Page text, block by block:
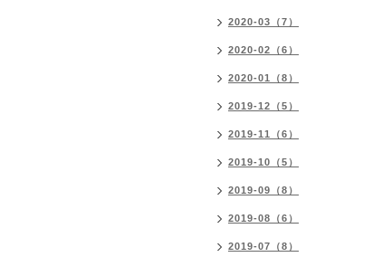
2020-03（7）
2020-02（6）
2020-01（8）
2019-12（5）
2019-11（6）
2019-10（5）
2019-09（8）
2019-08（6）
2019-07（8）